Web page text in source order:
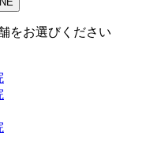
をお選びください